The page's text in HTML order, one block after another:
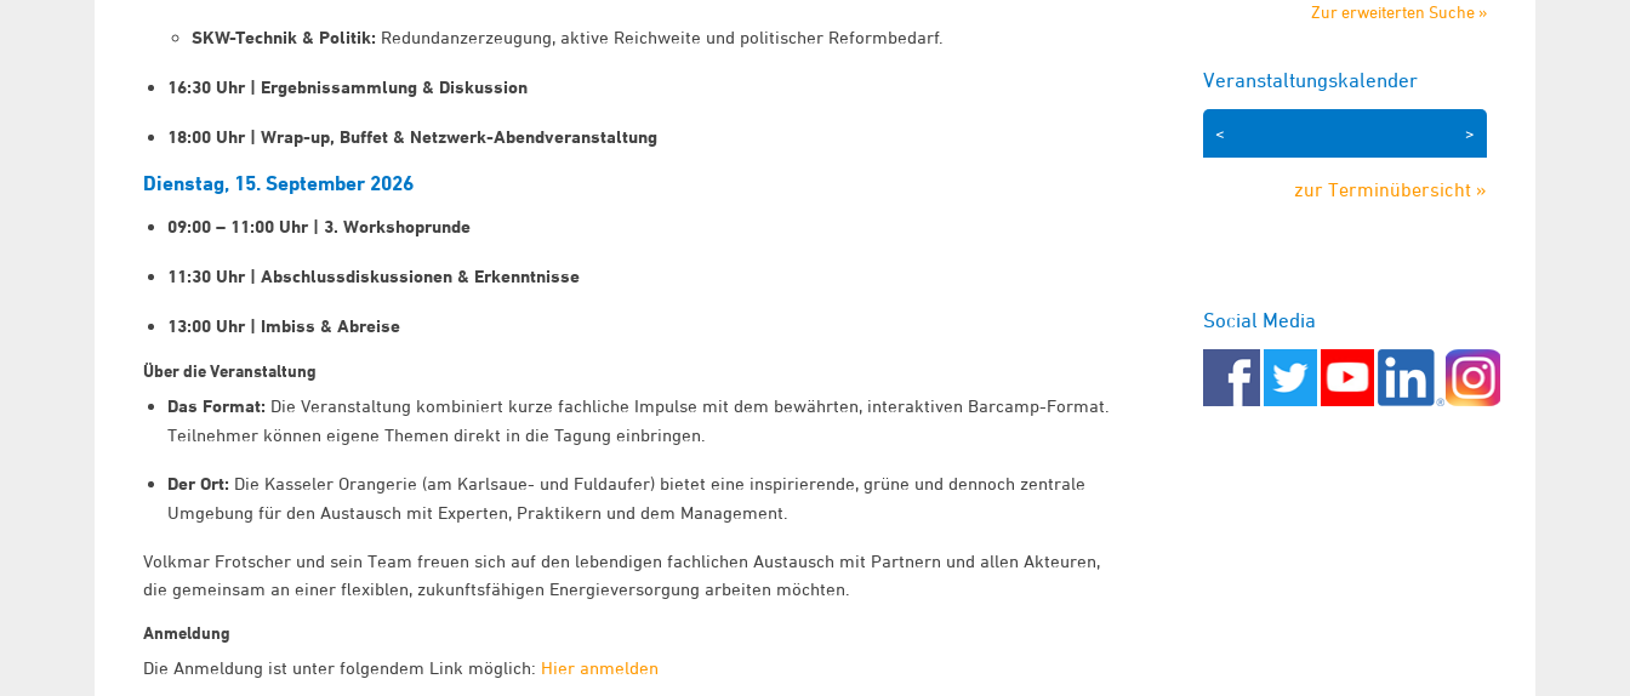
SKW-Technik & Politik: Redundanzerzeugung, aktive Reichweite und politischer Reformbedarf.
16:30 Uhr | Ergebnissammlung & Diskussion
18:00 Uhr | Wrap-up, Buffet & Netzwerk-Abendveranstaltung
Dienstag, 15. September 2026
09:00 – 11:00 Uhr | 3. Workshoprunde
11:30 Uhr | Abschlussdiskussionen & Erkenntnisse
13:00 Uhr | Imbiss & Abreise
Über die Veranstaltung
Das Format: Die Veranstaltung kombiniert kurze fachliche Impulse mit dem bewährten, interaktiven Barcamp-Format.
Teilnehmer können eigene Themen direkt in die Tagung einbringen.
Der Ort: Die Kasseler Orangerie (am Karlsaue- und Fuldaufer) bietet eine inspirierende, grüne und dennoch zentrale
Umgebung für den Austausch mit Experten, Praktikern und dem Management.
Volkmar Frotscher und sein Team freuen sich auf den lebendigen fachlichen Austausch mit Partnern und allen Akteuren,
die gemeinsam an einer flexiblen, zukunftsfähigen Energieversorgung arbeiten möchten.
Anmeldung
Die Anmeldung ist unter folgendem Link möglich: Hier anmelden
Zur erweiterten Suche »
Veranstaltungskalender
>
<
zur Terminübersicht »
Social Media